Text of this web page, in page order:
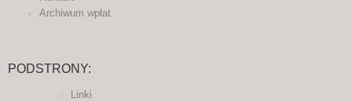
Archiwum wpłat
PODSTRONY:
Linki